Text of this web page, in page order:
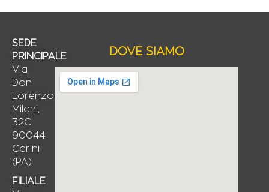
SEDE
PRINCIPALE
Via
Don
Lorenzo
Milani,
32C
90044
Carini
(PA)
FILIALE
DOVE SIAMO